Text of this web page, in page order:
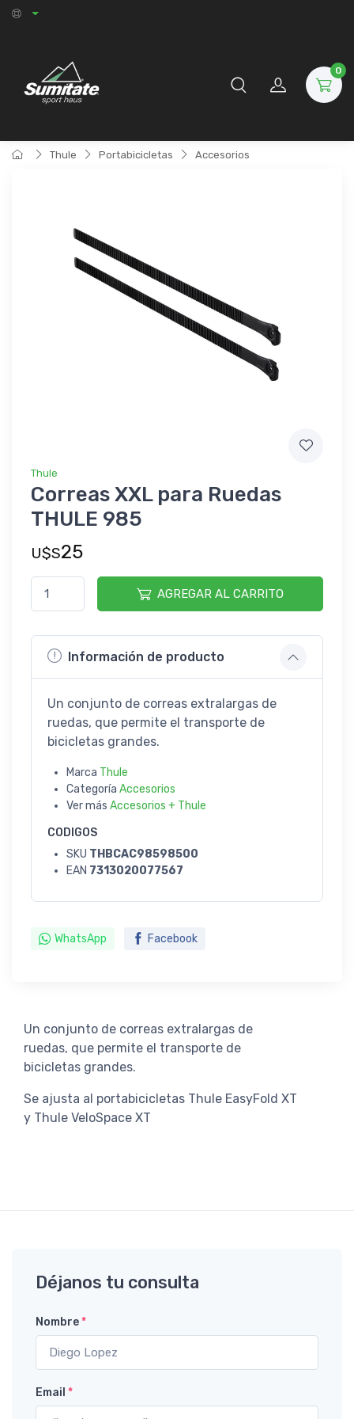
0
Thule Portabicicletas Accesorios
Thule
Correas XXL para Ruedas
THULE 985
U$S25
AGREGAR AL CARRITO
Información de producto
Un conjunto de correas extralargas de
ruedas, que permite el transporte de
bicicletas grandes.
Marca Thule
Categoría Accesorios
Ver más Accesorios + Thule
CODIGOS
SKU THBCAC98598500
EAN 7313020077567
WhatsApp Facebook
Un conjunto de correas extralargas de
ruedas, que permite el transporte de
bicicletas grandes.
Se ajusta al portabicicletas Thule EasyFold XT
y Thule VeloSpace XT
Déjanos tu consulta
Nombre*
Email *